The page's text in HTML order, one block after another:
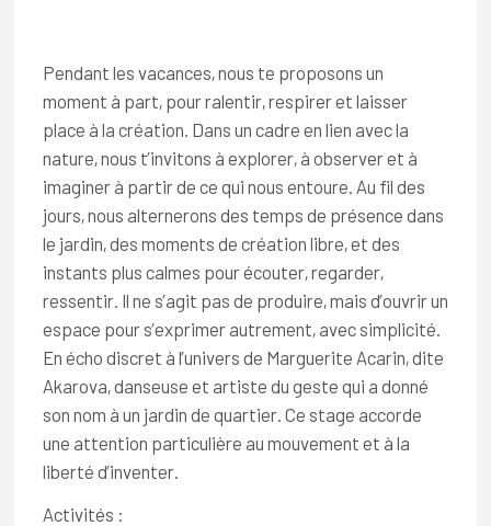
Pendant les vacances, nous te proposons un
moment à part, pour ralentir, respirer et laisser
place à la création. Dans un cadre en lien avec la
nature, nous t’invitons à explorer, à observer et à
imaginer à partir de ce qui nous entoure. Au fil des
jours, nous alternerons des temps de présence dans
le jardin, des moments de création libre, et des
instants plus calmes pour écouter, regarder,
ressentir. Il ne s’agit pas de produire, mais d’ouvrir un
espace pour s’exprimer autrement, avec simplicité.
En écho discret à l’univers de Marguerite Acarin, dite
Akarova, danseuse et artiste du geste qui a donné
son nom à un jardin de quartier. Ce stage accorde
une attention particulière au mouvement et à la
liberté d’inventer.
Activités :